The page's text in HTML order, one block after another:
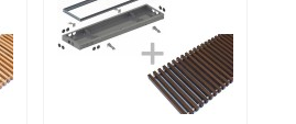
Конвектор
ITT.080.200.4200 с
GRILL.SGA-20-